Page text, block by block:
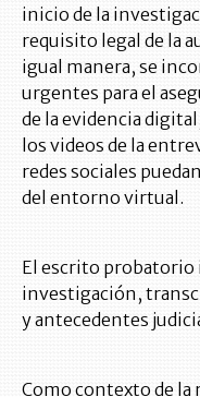
inicio de la
requisito legal de la
igual manera, se
urgentes para el
de la evidencia
los videos de la
redes sociales
del entorno virtual.
El escrito
investigación,
y antecedentes
Como contexto de la